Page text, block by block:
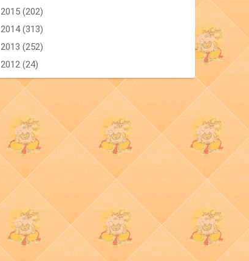
2015 (202)
2014(313)
2013 (252)
2012 (24)